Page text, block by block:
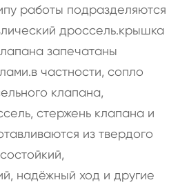
работы подразделяются
дроссель.крышка
запечатаны
частности, сопло
клапана,
стержень клапана и
из твердого
надёжный ход и другие